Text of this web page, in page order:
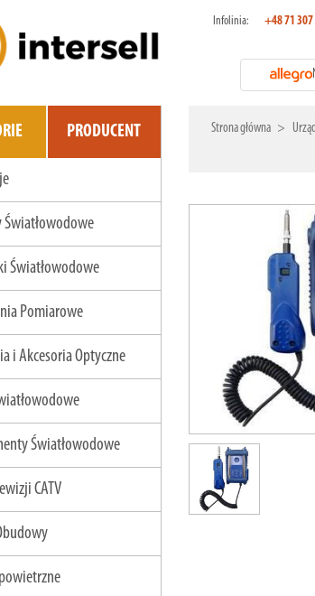
Infolinia: +48 71 307
PRODUCENT
Światłowodowe
Światłowodowe
Pomiarowe
i Akcesoria Optyczne
Światłowodowe
CATV
Strona główna